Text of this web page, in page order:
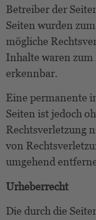
Betreiber der
Seiten wurden
mögliche
Inhalte waren
erkennbar.
Eine permanente
Seiten ist jedoch
Rechtsverletzung
von
umgehend
Urheberrecht
Die durch die